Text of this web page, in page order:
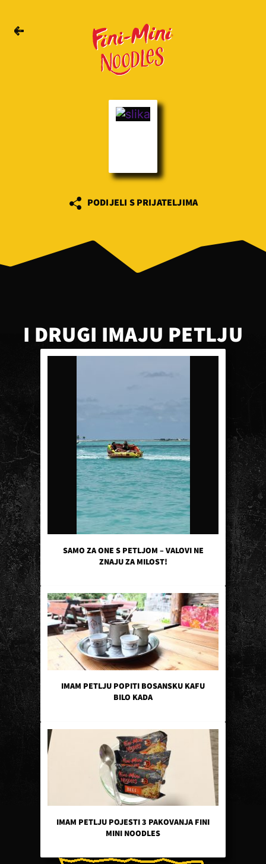
PODIJELI S PRIJATELJIMA
I DRUGI IMAJU PETLJU
SAMO ZA ONE S PETLJOM – VALOVI NE
ZNAJU ZA MILOST!
IMAM PETLJU POPITI BOSANSKU KAFU
BILO KADA
IMAM PETLJU POJESTI 3 PAKOVANJA FINI
MINI NOODLES